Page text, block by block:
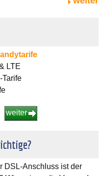
LTE
Tarife
weiter
DSL-Anschluss ist der